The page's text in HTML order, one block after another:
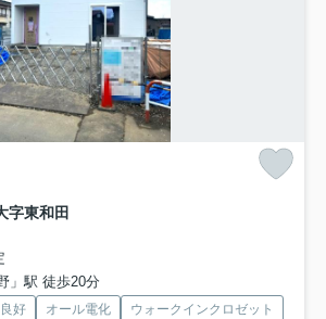
東和田
」駅 徒歩20分
好 オール電化
ウォークインクロゼット